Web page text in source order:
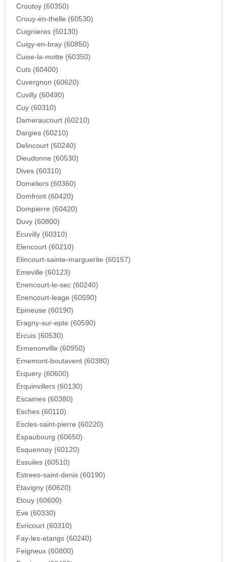
Croutoy (60350)
Crouy-en-thelle (60530)
Cuignieres (60130)
Cuigy-en-bray (60850)
Cuise-la-motte (60350)
Cuts (60400)
Cuvergnon (60620)
Cuvilly (60490)
Cuy (60310)
Dameraucourt (60210)
Dargies (60210)
Delincourt (60240)
Dieudonne (60530)
Dives (60310)
Domeliers (60360)
Domfront (60420)
Dompierre (60420)
Duvy (60800)
Ecuvilly (60310)
Elencourt (60210)
Elincourt-sainte-marguerite (60157)
Emeville (60123)
Enencourt-le-sec (60240)
Enencourt-leage (60590)
Epineuse (60190)
Eragny-sur-epte (60590)
Ercuis (60530)
Ermenonville (60950)
Ernemont-boutavent (60380)
Erquery (60600)
Erquinvillers (60130)
Escames (60380)
Esches (60110)
Escles-saint-pierre (60220)
Espaubourg (60650)
Esquennoy (60120)
Essuiles (60510)
Estrees-saint-denis (60190)
Etavigny (60620)
Etouy (60600)
Eve (60330)
Evricourt (60310)
Fay-les-etangs (60240)
Feigneux (60800)